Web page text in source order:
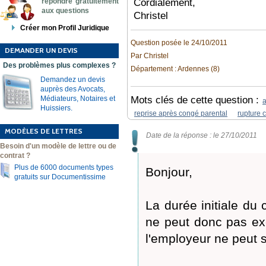
aux questions
Créer mon Profil Juridique
DEMANDER UN DEVIS
Des problèmes plus complexes ?
Demandez un devis
auprès des Avocats,
Médiateurs, Notaires et
Huissiers.
MODÈLES DE LETTRES
Besoin d'un modèle de lettre ou de
contrat ?
Plus de 6000 documents types
gratuits sur Documentissime
Cordialement,
Christel
Question posée le 24/10/2011
Par Christel
Département : Ardennes (8)
Mots clés de cette question :
reprise après congé parental
rupture
Date de la réponse : le 27/10/2011
Bonjour,
La durée initiale du
ne peut donc pas
l'employeur ne peut